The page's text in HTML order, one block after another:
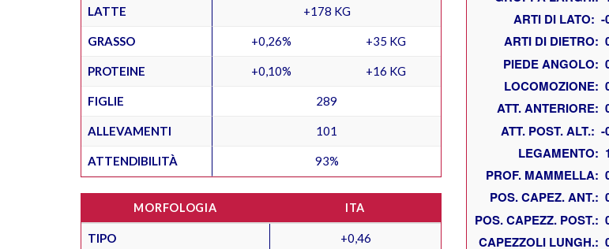
LATTE +178 KG
GRASSO +0,26% +35 KG
PROTEINE +0,10% +16 KG
FIGLIE 289
ALLEVAMENTI 101
ATTENDIBILITÀ 93%
MORFOLOGIA ITA
TIPO +0,46